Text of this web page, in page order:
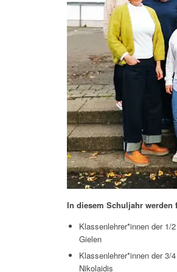
In diesem Schuljahr werden
Klassenlehrer*innen der 1/
Gielen
Klassenlehrer*innen der 3/
Nikolaidis